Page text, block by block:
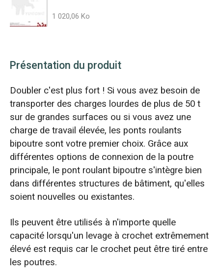
1 020,06 Ko
Présentation du produit
Doubler c'est plus fort ! Si vous avez besoin de
transporter des charges lourdes de plus de 50 t
sur de grandes surfaces ou si vous avez une
charge de travail élevée, les ponts roulants
bipoutre sont votre premier choix. Grâce aux
différentes options de connexion de la poutre
principale, le pont roulant bipoutre s'intègre bien
dans différentes structures de bâtiment, qu'elles
soient nouvelles ou existantes.
Ils peuvent être utilisés à n'importe quelle
capacité lorsqu'un levage à crochet extrêmement
élevé est requis car le crochet peut être tiré entre
les poutres.